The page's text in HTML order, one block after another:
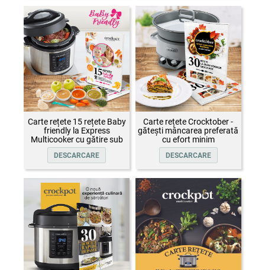
Carte rețete 15 rețete Baby
friendly la Express
Multicooker cu gătire sub
presiune Crock-Pot
DESCARCARE
Carte rețete Crocktober -
gătești mâncarea preferată
cu efort minim
DESCARCARE